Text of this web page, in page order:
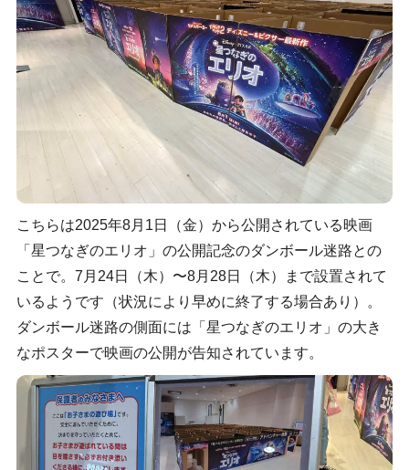
こちらは2025年8月1日（金）から公開されている映画
「星つなぎのエリオ」の公開記念のダンボール迷路との
ことで。7月24日（木）〜8月28日（木）まで設置されて
いるようです（状況により早めに終了する場合あり）。
ダンボール迷路の側面には「星つなぎのエリオ」の大き
なポスターで映画の公開が告知されています。